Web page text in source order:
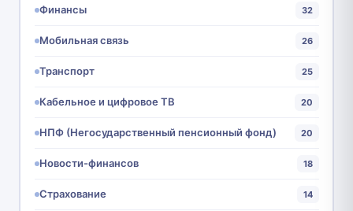
Финансы 32
Мобильная связь 26
Транспорт 25
Кабельное и цифровое ТВ 20
НПФ (Негосударственный пенсионный фонд) 20
Новости-финансов 18
Страхование 14